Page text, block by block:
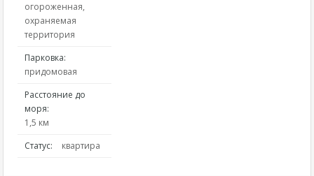
огороженная,
охраняемая
территория
Парковка:
придомовая
Расстояние до
моря:
1,5 км
Статус:
квартира